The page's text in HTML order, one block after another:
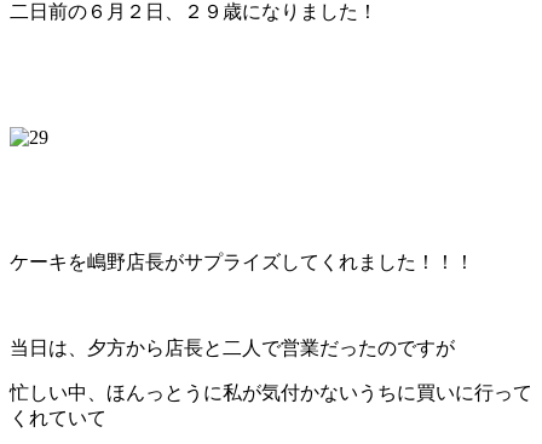
二日前の６月２日、２９歳になりました！
ケーキを嶋野店長がサプライズしてくれました！！！
当日は、夕方から店長と二人で営業だったのですが
忙しい中、ほんっとうに私が気付かないうちに買いに行って
くれていて